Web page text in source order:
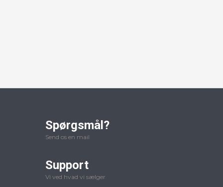
Spørgsmål?
Send os en mail
Support
Vi ved hvad vi sælger